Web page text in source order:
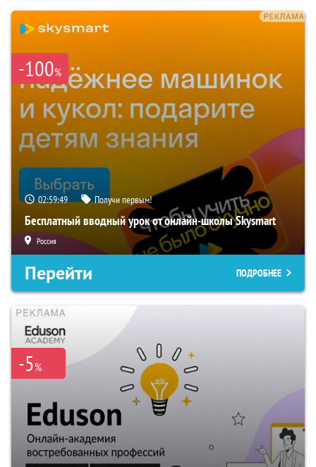
-100%
02:59:48 Получи первым!
Бесплатный вводный урок от онлайн-школы Skysmart
Россия
Перейти ПОДРОБНЕЕ
-5%